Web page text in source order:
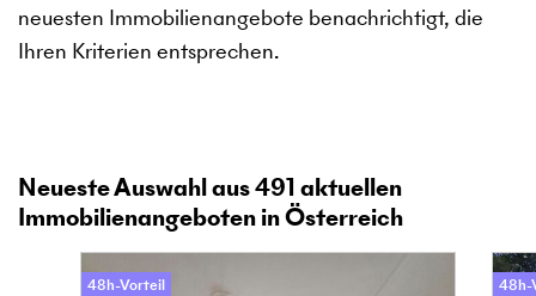
neuesten Immobilienangebote benachrichtigt, die
Ihren Kriterien entsprechen.
Neueste Auswahl aus491aktuellen
Immobilienangeboten in Österreich
48h-Vorteil
48h-